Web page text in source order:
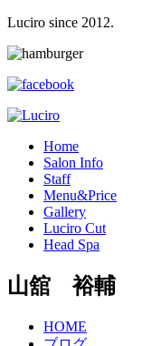
Luciro since 2012.
Home
Salon Info
Staff
Menu&Price
Gallery
Luciro Cut
Head Spa
山舘 裕輔
HOME